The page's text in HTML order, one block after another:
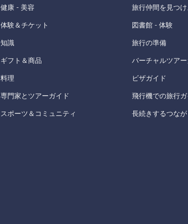
健康 - 美容
体験＆チケット
知識
ギフト＆商品
料理
専門家とツアーガイド
スポーツ＆コミュニティ
旅行仲間を見つけ
図書館 - 体験
旅行の準備
バーチャルツア
ビザガイド
飛行機での旅行ガ
長続きするつなが